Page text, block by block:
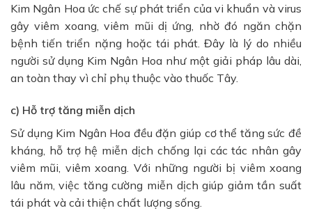
Kim Ngân Hoa ức chế sự phát triển của vi khuẩn và virus
gây viêm xoang, viêm mũi dị ứng, nhờ đó ngăn chặn
bệnh tiến triển nặng hoặc tái phát. Đây là lý do nhiều
người sử dụng Kim Ngân Hoa như một giải pháp lâu dài,
an toàn thay vì chỉ phụ thuộc vào thuốc Tây.
c) Hỗ trợ tăng miễn dịch
Sử dụng Kim Ngân Hoa đều đặn giúp cơ thể tăng sức đề
kháng, hỗ trợ hệ miễn dịch chống lại các tác nhân gây
viêm mũi, viêm xoang. Với những người bị viêm xoang
lâu năm, việc tăng cường miễn dịch giúp giảm tần suất
tái phát và cải thiện chất lượng sống.